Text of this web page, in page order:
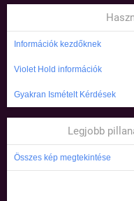
Információk kezdőknek
Violet Hold információk
Gyakran Ismételt Kérdések
Legjobb
Összes kép megtekintése